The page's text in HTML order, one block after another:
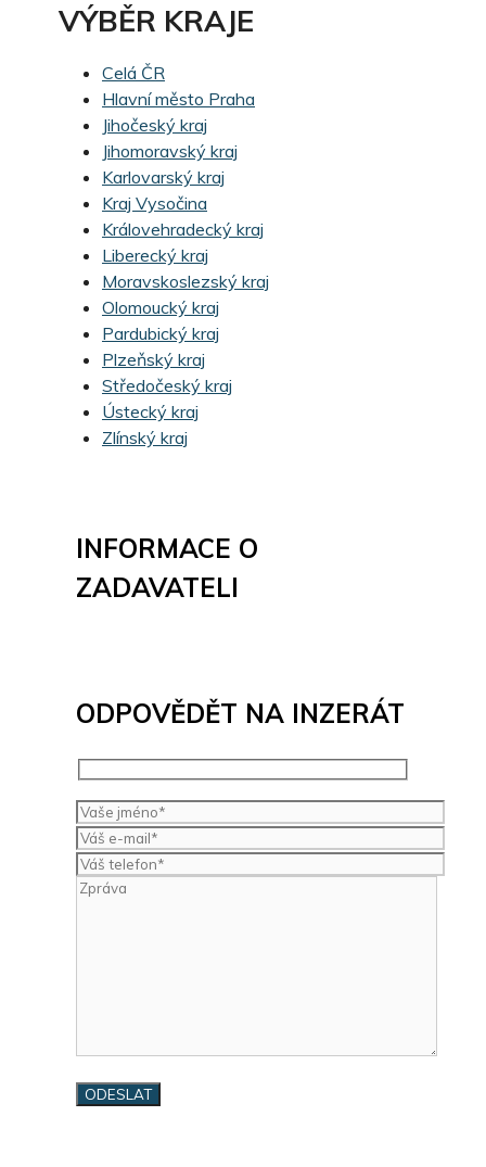
VÝBĚR KRAJE
Celá ČR
Hlavní město Praha
Jihočeský kraj
Jihomoravský kraj
Karlovarský kraj
Kraj Vysočina
Královehradecký kraj
Liberecký kraj
Moravskoslezský kraj
Olomoucký kraj
Pardubický kraj
Plzeňský kraj
Středočeský kraj
Ústecký kraj
Zlínský kraj
INFORMACE O
ZADAVATELI
ODPOVĚDĚT NA INZERÁT